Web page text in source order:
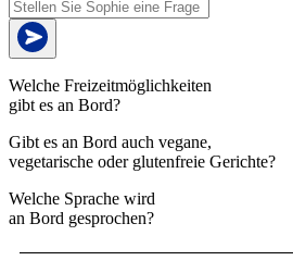
Welche Freizeitmöglichkeiten
gibt es an Bord?
Gibt es an Bord auch vegane,
vegetarische oder glutenfreie Gerichte?
Welche Sprache wird
an Bord gesprochen?